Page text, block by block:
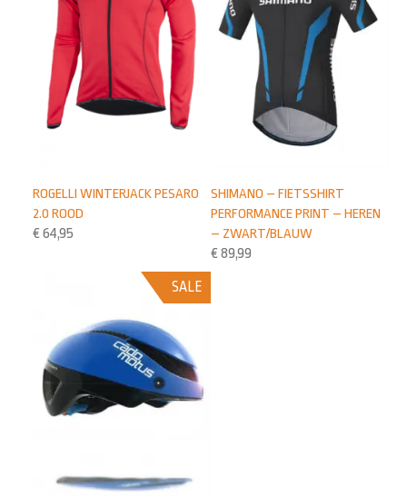
SHIMANO – FIETSSHIRT
PERFORMANCE PRINT – HEREN
– ZWART/BLAUW
€ 89,99
ROGELLI WINTERJACK PESARO
2.0 ROOD
€ 64,95
SALE